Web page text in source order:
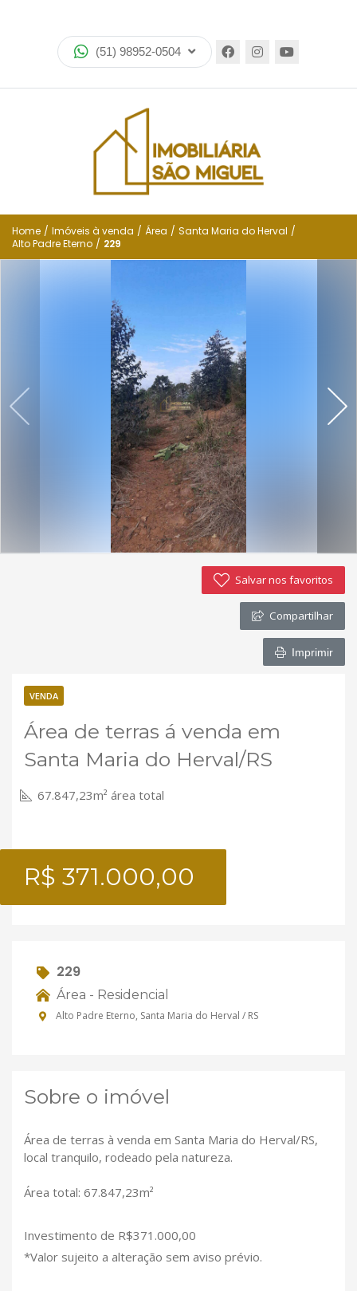
(51) 98952-0504
Imóveis
Encomende seu imóvel
Financiamento
Negocie seu imóvel
Simulador de financiamento
Negocie seu imóvel
Imóveis favoritos
Contato
Home / Imóveis à venda / Área / Santa Maria do Herval /
Alto Padre Eterno / 229
Salvar nos favoritos
Compartilhar
Imprimir
VENDA
Área de terras á venda em
Santa Maria do Herval/RS
67.847,23m² área total
R$ 371.000,00
229
Área - Residencial
Alto Padre Eterno, Santa Maria do Herval / RS
Sobre o imóvel
Área de terras à venda em Santa Maria do Herval/RS,
local tranquilo, rodeado pela natureza.
Área total: 67.847,23m²
Investimento de R$371.000,00
*Valor sujeito a alteração sem aviso prévio.